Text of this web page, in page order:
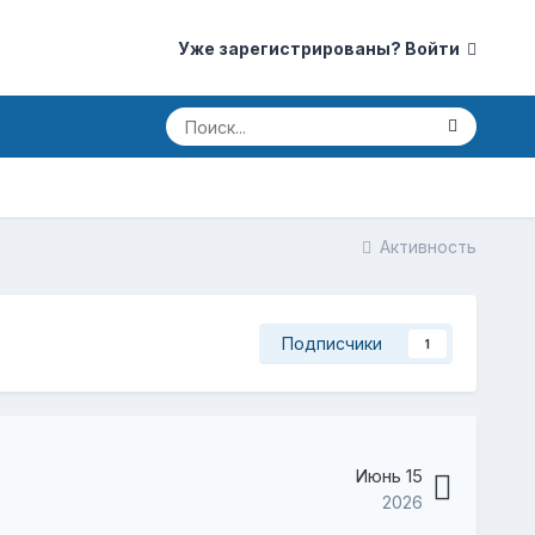
Уже зарегистрированы? Войти
Активность
Подписчики 1
Июнь 15
2026